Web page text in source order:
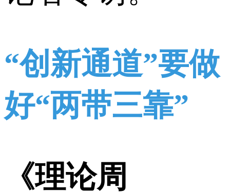
“创新通道”要做
好“两带三靠”
《理论周